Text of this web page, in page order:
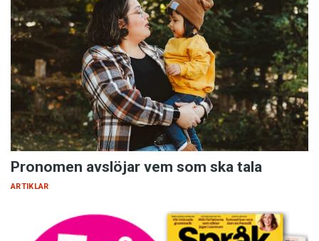
Pronomen avslöjar vem som ska tala
ARTIKLAR